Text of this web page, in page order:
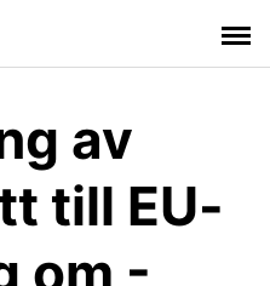
av
till EU-
om -